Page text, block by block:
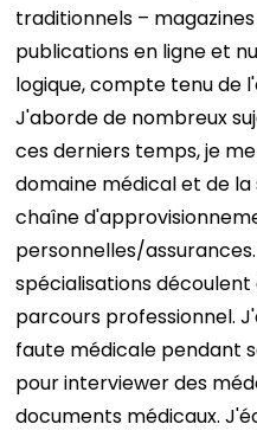
traditionnels –
publications en ligne et
logique, compte tenu de
J'aborde de nombreux
ces derniers temps, je
domaine médical et de
chaîne
personnelles/
spécialisations
parcours professionnel.
faute médicale pendant
pour interviewer des
documents médicaux.